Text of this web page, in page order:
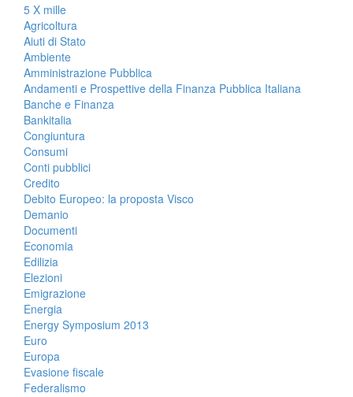
5 X mille
Agricoltura
Aiuti di Stato
Ambiente
Amministrazione Pubblica
Andamenti e Prospettive della Finanza Pubblica Italiana
Banche e Finanza
Bankitalia
Congiuntura
Consumi
Conti pubblici
Credito
Debito Europeo: la proposta Visco
Demanio
Documenti
Economia
Edilizia
Elezioni
Emigrazione
Energia
Energy Symposium 2013
Euro
Europa
Evasione fiscale
Federalismo